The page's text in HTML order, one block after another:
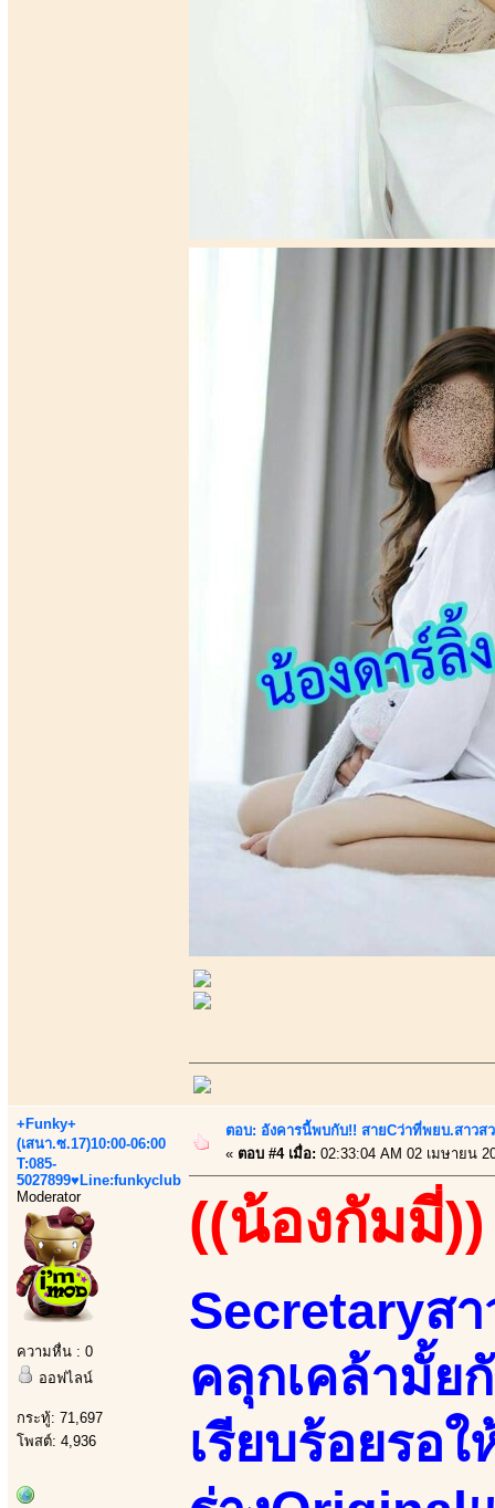
+Funky+
(เสนา.ซ.17)10:00-06:00
T:085-
5027899♥Line:funkyclub
Moderator
ความหื่น : 0
ออฟไลน์
กระทู้: 71,697
โพสต์: 4,936
ตอบ: อังคารนี้พบกับ!! สายCว่าที่พยบ.สาวส
« ตอบ #4 เมื่อ: 02:33:04 AM 02 เมษายน
((น้องกัมมี่))
Secretaryส
คลุกเคล้ามั้ย
เรียบร้อยรอ